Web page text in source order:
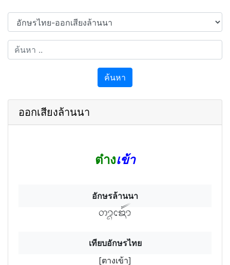
ค้นหา
ออกเสียงล้านนา
ต๋างเข้า
อักษรล้านนา
ตางฯเขั้า
เทียบอักษรไทย
[ตางเข้า]